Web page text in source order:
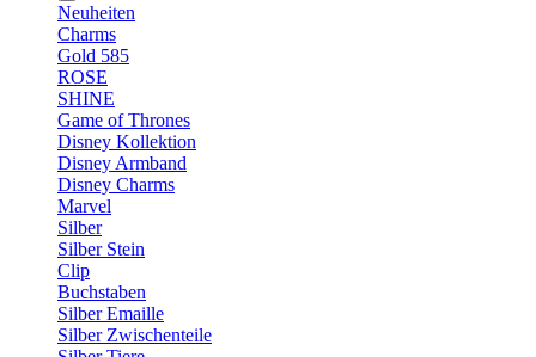
Neuheiten
Charms
Gold 585
ROSE
SHINE
Game of Thrones
Disney Kollektion
Disney Armband
Disney Charms
Marvel
Silber
Silber Stein
Clip
Buchstaben
Silber Emaille
Silber Zwischenteile